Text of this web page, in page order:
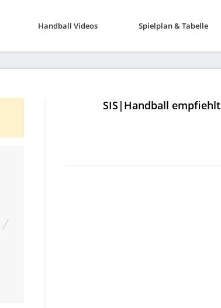
Handball Videos Spielplan & Tabelle
/
SIS|Handball empfiehlt